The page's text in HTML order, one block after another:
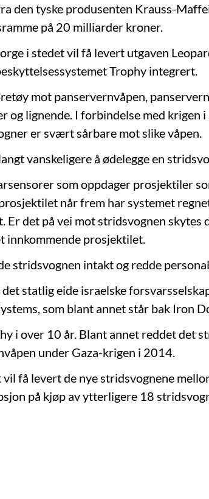
den tyske produsenten Krauss-
på 20 milliarder kroner.
i stedet vil få levert utgaven
Trophy integrert.
mot panservernvåpen,
og lignende. I forbindelse med krigen
er svært sårbare mot slike våpen.
vanskeligere å ødelegge en
som oppdager prosjektiler
når frem har systemet
Er det på vei mot stridsvognen skytes
innkommende prosjektilet.
stridsvognen intakt og redde
statlig eide israelske
som blant annet står bak Iron
i over 10 år. Blant annet reddet det
under Gaza-krigen i 2014.
få levert de nye stridsvognene
på kjøp av ytterligere 18